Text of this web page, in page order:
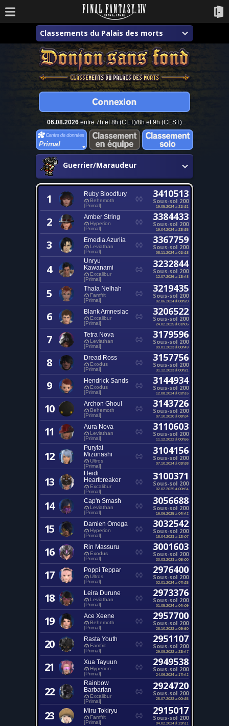
Classements du Palais des morts
06.08.2026entre 7h et 8h (CET)/8h et 9h (CEST)
Primal
Guerrier/Maraudeur
1 Ruby Bloodfury
Behemoth
[Primal]
3410513
Sous-sol 200
19.05.2024 à 21h31
2 Amber String
Hyperion
[Primal]
3384433
Sous-sol 200
19.04.2024 à 23h35
3 Emedia Azurlia
Leviathan
[Primal]
3367759
Sous-sol 200
08.11.2024 à 01h18
4
Unryu
Kawanami
Excalibur
[Primal]
3232844
Sous-sol 200
12.07.2026 à 13h48
5 Thala Nelhah
Famfrit
[Primal]
3219435
Sous-sol 200
02.06.2024 à 08h20
6 Blank Amnesiac
Excalibur
[Primal]
3206522
Sous-sol 200
24.02.2025 à 01h05
7 Tetra Nova
Leviathan
[Primal]
3179596
Sous-sol 200
09.01.2023 à 00h49
8 Dread Ross
Exodus
[Primal]
3157756
Sous-sol 200
31.12.2023 à 00h21
9 Hendrick Sands
Exodus
[Primal]
3144934
Sous-sol 200
12.08.2024 à 02h16
10 Archon Ghoul
Behemoth
[Primal]
3143726
Sous-sol 200
07.10.2020 à 08h34
11 Aura Nova
Leviathan
[Primal]
3110603
Sous-sol 200
11.12.2022 à 00h56
12
Purylai
Mizunashi
Ultros
[Primal]
3104156
Sous-sol 200
07.10.2024 à 03h38
13
Heidi
Heartbreaker
Excalibur
[Primal]
3100371
Sous-sol 200
02.02.2025 à 00h54
14 Cap'n Smash
Leviathan
[Primal]
3056688
Sous-sol 200
16.06.2025 à 04h42
15 Damien Omega
Hyperion
[Primal]
3032542
Sous-sol 200
18.04.2023 à 12h07
16 Rin Massuru
Exodus
[Primal]
3001603
Sous-sol 200
30.03.2023 à 05h00
17 Poppi Teppar
Ultros
[Primal]
2976400
Sous-sol 200
02.01.2024 à 07h25
18 Leira Durune
Leviathan
[Primal]
2973376
Sous-sol 200
01.05.2024 à 04h09
19 Ace Xeene
Behemoth
[Primal]
2957700
Sous-sol 200
28.10.2022 à 09h50
20 Rasta Youth
Famfrit
[Primal]
2951107
Sous-sol 200
29.09.2022 à 23h47
21 Xua Tayuun
Hyperion
[Primal]
2949538
Sous-sol 200
24.06.2024 à 17h42
22
Rainbow
Barbarian
Excalibur
[Primal]
2924720
Sous-sol 200
25.07.2022 à 00h35
23 Miru Tokiryu
Famfrit
[Primal]
2915017
Sous-sol 200
04.02.2024 à 23h11